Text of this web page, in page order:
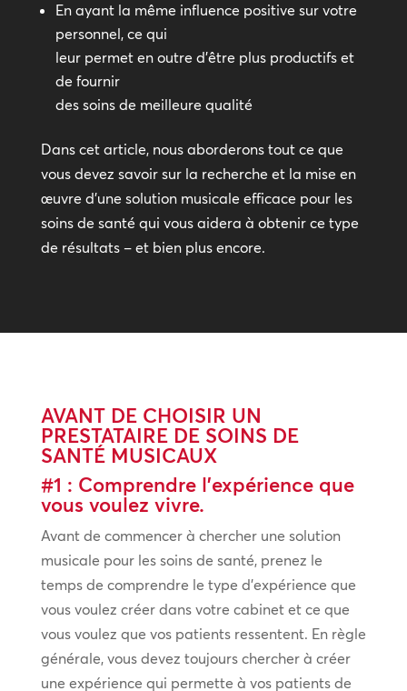
En ayant la même influence positive sur votre
personnel, ce qui
leur permet en outre d’être plus productifs et
de fournir
des soins de meilleure qualité
Dans cet article, nous aborderons tout ce que
vous devez savoir sur la recherche et la mise en
œuvre d’une solution musicale efficace pour les
soins de santé qui vous aidera à obtenir ce type
de résultats – et bien plus encore.
AVANT DE CHOISIR UN
PRESTATAIRE DE SOINS DE
SANTÉ MUSICAUX
#1 : Comprendre l’expérience que
vous voulez vivre.
Avant de commencer à chercher une solution
musicale pour les soins de santé, prenez le
temps de comprendre le type d’expérience que
vous voulez créer dans votre cabinet et ce que
vous voulez que vos patients ressentent. En règle
générale, vous devez toujours chercher à créer
une expérience qui permette à vos patients de